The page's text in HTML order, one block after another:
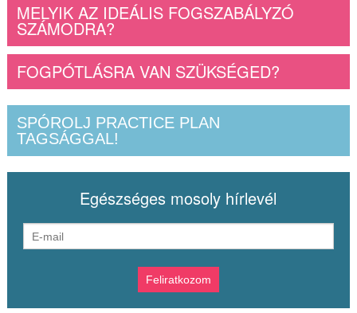
MELYIK AZ IDEÁLIS FOGSZABÁLYZÓ
SZÁMODRA?
FOGPÓTLÁSRA VAN SZÜKSÉGED?
SPÓROLJ PRACTICE PLAN
TAGSÁGGAL!
Egészséges mosoly hírlevél